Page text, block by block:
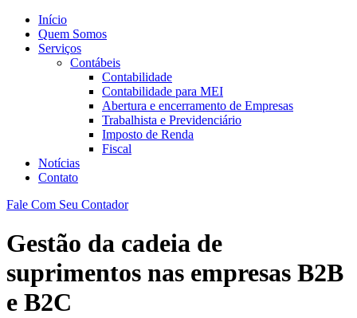
Início
Quem Somos
Serviços
Contábeis
Contabilidade
Contabilidade para MEI
Abertura e encerramento de Empresas
Trabalhista e Previdenciário
Imposto de Renda
Fiscal
Notícias
Contato
Fale Com Seu Contador
Gestão da cadeia de
suprimentos nas empresas B2B
e B2C